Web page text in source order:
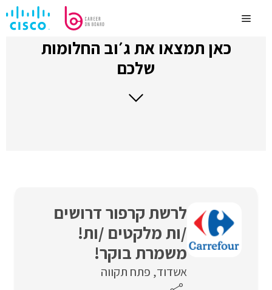
לתוכןMenu
כאן תמצאו את ג׳וב החלומות
שלכם
לרשת קרפור דרושים
/ות מלקטים /ות!
משמרת בוקר!
אשדוד פתח תקווה